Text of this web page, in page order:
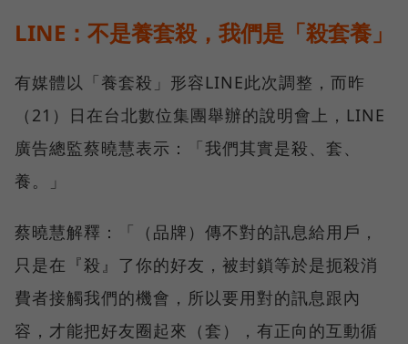
LINE：不是養套殺，我們是「殺套養」
有媒體以「養套殺」形容LINE此次調整，而昨
（21）日在台北數位集團舉辦的說明會上，LINE
廣告總監蔡曉慧表示：「我們其實是殺、套、
養。」
蔡曉慧解釋：「（品牌）傳不對的訊息給用戶，
只是在『殺』了你的好友，被封鎖等於是扼殺消
費者接觸我們的機會，所以要用對的訊息跟內
容，才能把好友圈起來（套），有正向的互動循